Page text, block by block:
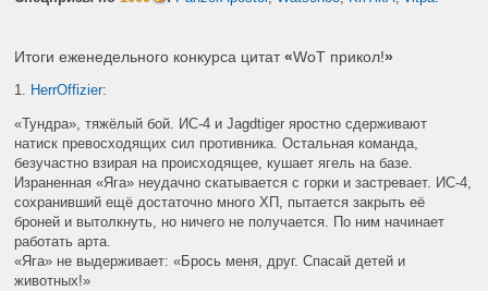
Итоги еженедельного конкурса цитат«WoT прикол!»
1. HerrOffizier:
«Тундра», тяжёлый бой. ИС-4 иJagdtiger яростно сдерживают
натиск превосходящих сил противника. Остальная команда,
безучастно взирая на происходящее, кушает ягель на базе.
Израненная «Яга» неудачно скатывается с горки и застревает. ИС-4,
сохранивший ещё достаточно много ХП, пытается закрыть её
броней и вытолкнуть, но ничего не получается. По ним начинает
работать арта.
«Яга» не выдерживает: «Брось меня, друг. Спасай детей и
животных!»